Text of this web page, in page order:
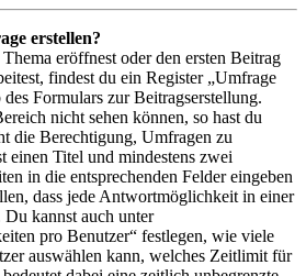
erstellen?
eröffnest oder den ersten Beitrag
findest du ein Register „Umfrage
des Formulars zur Beitragserstellung.
nicht sehen können, so hast du
die Berechtigung, Umfragen zu
einen Titel und mindestens zwei
in die entsprechenden Felder eingeben
dass jede Antwortmöglichkeit in einer
Du kannst auch unter
pro Benutzer“ festlegen, wie viele
auswählen kann, welches Zeitlimit für